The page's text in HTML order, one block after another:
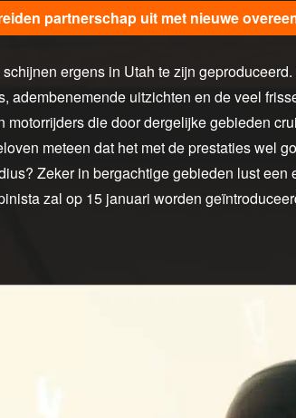
partnerschap uit met nieuwe
ergens in Utah te zijn
adembenemende uitzichten en de veel
motorrijders die door dergelijke gebieden
meteen dat het met de prestaties wel
Zeker in bergachtige gebieden lust
zal op 15 januari worden